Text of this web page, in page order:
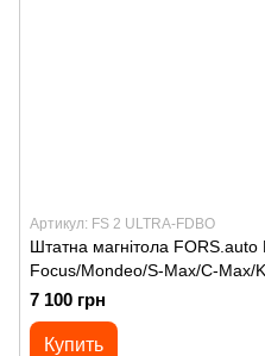
Артикул: FS 2 ULTRA-FDBO
Штатна магнітола
Focus/Mondeo/S-Max/C-Max/
7"\;, black) 2007-2011
7 100 грн
Купить